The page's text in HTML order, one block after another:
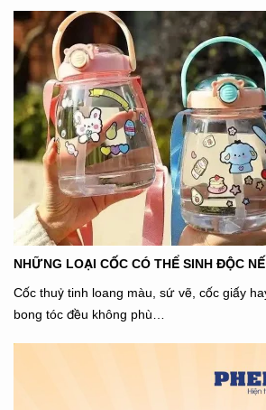
NHỮNG LOẠI CỐC CÓ THỂ SINH ĐỘC
Cốc thuỷ tinh loang màu, sứ vẽ, cốc giấy
bong tóc đều không phù…